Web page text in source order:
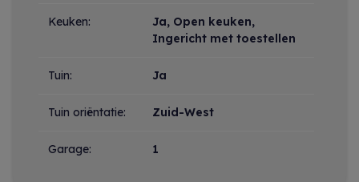
Keuken: Ja, Open keuken,
Ingericht met toestellen
Tuin: Ja
Tuin oriëntatie: Zuid-West
Garage: 1